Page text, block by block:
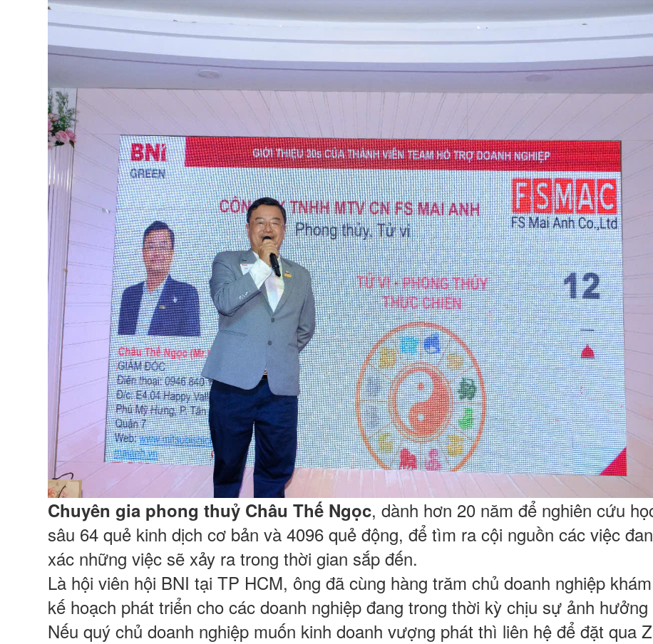
Chuyên gia phong thuỷ Châu Thế Ngọc, dành hơn 20 năm để nghiên cứu
sâu 64 quẻ kinh dịch cơ bản và 4096 quẻ động, để tìm ra cội nguồn các việc
xác những việc sẽ xảy ra trong thời gian sắp đến.
Là hội viên hội BNI tại TP HCM, ông đã cùng hàng trăm chủ doanh nghiệp
kế hoạch phát triển cho các doanh nghiệp đang trong thời kỳ chịu sự ảnh
Nếu quý chủ doanh nghiệp muốn kinh doanh vượng phát thì liên hệ để đặt qua